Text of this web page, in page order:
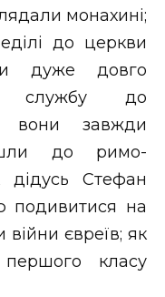
монахині;
до церкви
дуже довго
службу до
вони завжди
до римо-
дідусь Стефан
подивитися на
війни євреїв; як
класу